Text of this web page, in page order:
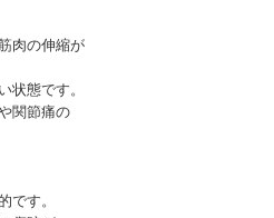
肉の伸縮が
状態です。
関節痛の
です。